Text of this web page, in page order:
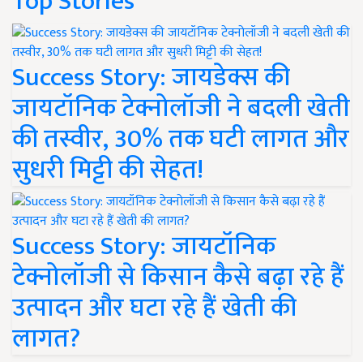
Success Story: जायडेक्स की
जायटॉनिक टेक्नोलॉजी ने बदली खेती
की तस्वीर, 30% तक घटी लागत और
सुधरी मिट्टी की सेहत!
Success Story: जायटॉनिक
टेक्नोलॉजी से किसान कैसे बढ़ा रहे हैं
उत्पादन और घटा रहे हैं खेती की
लागत?